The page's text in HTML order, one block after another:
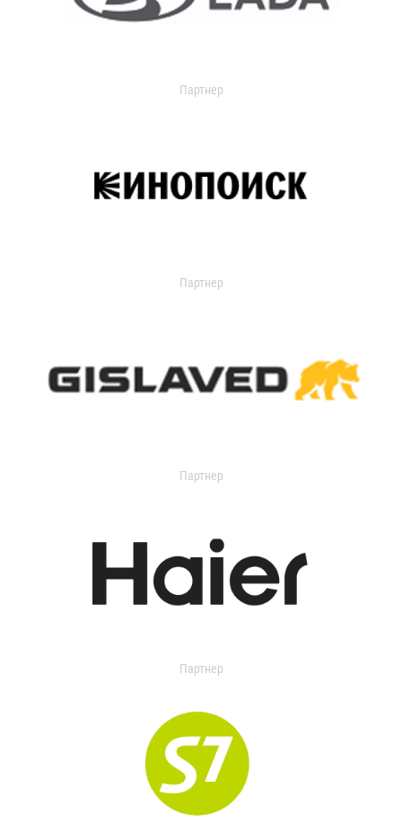
Партнер
Партнер
Партнер
Партнер